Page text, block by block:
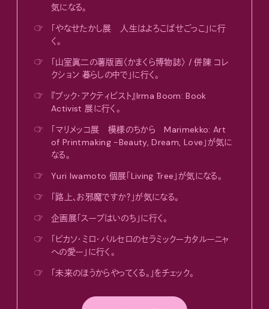
気になる。
☞
「やなせたかし展 人生はよろこばせごっこ」に行
く。
☞
「山室眞二の薯版画〈かまくら博物誌〉 / 併陳 コレ
クション 暮らしの中で」に行く。
☞
『ブック・アクティビスト』Irma Boom: Book
Activist 展に行く。
☞
「マリメッコ展 模様のちから Marimekko: Art
of Printmaking -Beauty, Dream, Love」が気に
なる。
☞
Yuri Iwamoto 個展「Living Tree」が気になる。
☞
「路上、お邪魔ですか？」が気になる。
☞
企画展「スープはいのち」に行く。
☞
「ピカソ・ミロ・バルセロのセラミックーカタルーニャ
への愛ー」に行く。
☞
「未来のほうからやってくる。」をチェック。